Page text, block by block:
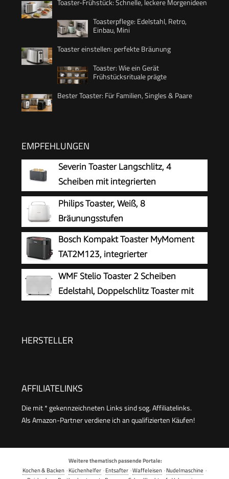
Toasterpflege: Edelstahl, Retro,
Einbau, Mini
Toaster einstellen: perfekte Bräunung
Toaster: Wie ein Gerät
Frühstücksrituale prägte
Bester Toaster: Für Familien, Singles & Paare
EMPFEHLUNGEN
Severin Toaster Langschlitz, 4
Scheiben mit integrierten
Brötchenaufsatz, 2 Langschlitz-
Röstschachte, verschiedene Aufwärmstufen,
1.400 W, Schwarz Matt, AT 2591, Mattschwarz
Philips Toaster, Weiß, 8
Bräunungsstufen
Bosch Kompakt Toaster MyMoment
TAT2M123, integrierter
Brötchenaufsatz, mit Auftaufunktion,
Brotzentrierung, perfekt für 2 Scheiben, 800
WMF Stelio Toaster 2 Scheiben
Edelstahl, Doppelschlitz Toaster mit
HERSTELLER
AFFILIATELINKS
Die mit * gekennzeichneten Links sind sog. Affiliatelinks.
Als Amazon-Partner verdiene ich an qualifizierten Käufen!
Weitere thematisch passende Portale:
Kochen & Backen ·Küchenhelfer ·Entsafter ·Waffeleisen ·Nudelmaschine ·